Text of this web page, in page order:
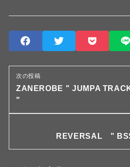
次の投稿
ZANEROBE " JUMPA
"
REVERSAL "